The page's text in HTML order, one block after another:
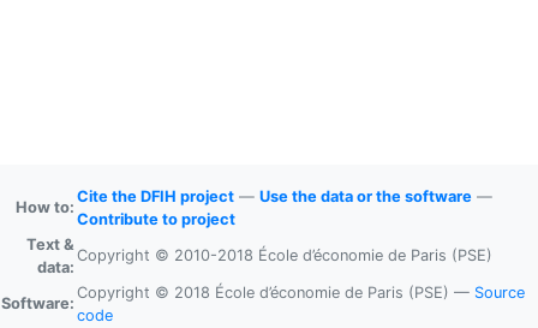
How to:
Cite the DFIH project — Use the data or the software —
Contribute to project
Text &
data:
Copyright © 2010-2018 École d’économie de Paris (PSE)
Software:
Copyright © 2018 École d’économie de Paris (PSE) — Source
code